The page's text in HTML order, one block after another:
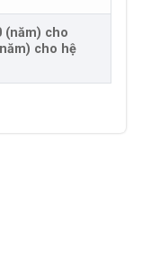
(năm) cho
cho hệ